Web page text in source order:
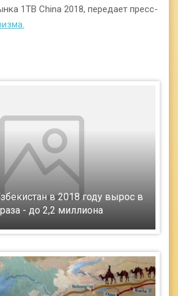
1ТВ China 2018, передает пресс-
в 2018 году вырос в
- до 2,2 миллиона